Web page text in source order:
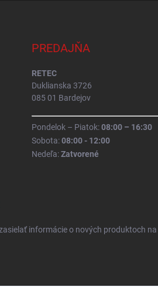
PREDAJŇA
RETEC
Duklianska 3726
085 01 Bardejov
Pondelok – Piatok:08:00 – 16:30
Sobota:08:00 - 12:00
Nedeľa:Zatvorené
informácie o nových produktoch na